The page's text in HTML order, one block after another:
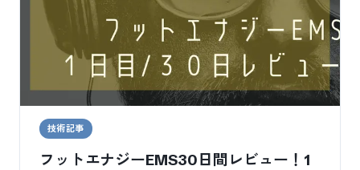
技術記事
フットエナジーEMS30日間レビュー！1